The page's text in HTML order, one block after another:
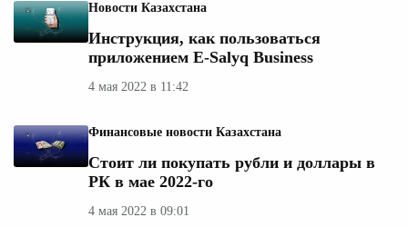
Новости Казахстана
Инструкция, как пользоваться
приложением Е-Salyq Business
4 мая 2022 в 11:42
Финансовые новости Казахстана
Стоит ли покупать рубли и доллары в
РК в мае 2022-го
4 мая 2022 в 09:01